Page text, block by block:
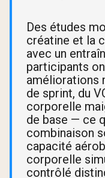
Des études
créatine et la
avec un
participants
améliorations
de sprint, du
corporelle
de base — ce
combinaison
capacité
corporelle
contrôlé